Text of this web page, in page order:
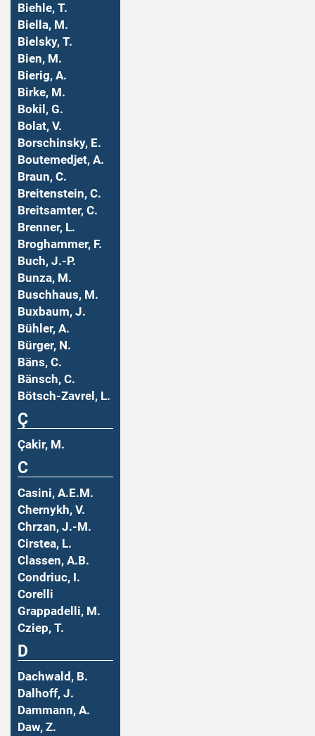
Biehle, T.
Biella, M.
Bielsky, T.
Bien, M.
Bierig, A.
Birke, M.
Bokil, G.
Bolat, V.
Borschinsky, E.
Boutemedjet, A.
Braun, C.
Breitenstein, C.
Breitsamter, C.
Brenner, L.
Broghammer, F.
Buch, J.-P.
Bunza, M.
Buschhaus, M.
Buxbaum, J.
Bühler, A.
Bürger, N.
Bäns, C.
Bänsch, C.
Bötsch-Zavrel, L.
Ç
Çakir, M.
C
Casini, A.E.M.
Chernykh, V.
Chrzan, J.-M.
Cirstea, L.
Classen, A.B.
Condriuc, I.
Corelli
Grappadelli, M.
Cziep, T.
D
Dachwald, B.
Dalhoff, J.
Dammann, A.
Daw, Z.